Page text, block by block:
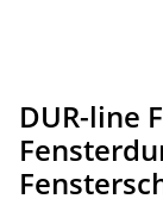
DUR-line